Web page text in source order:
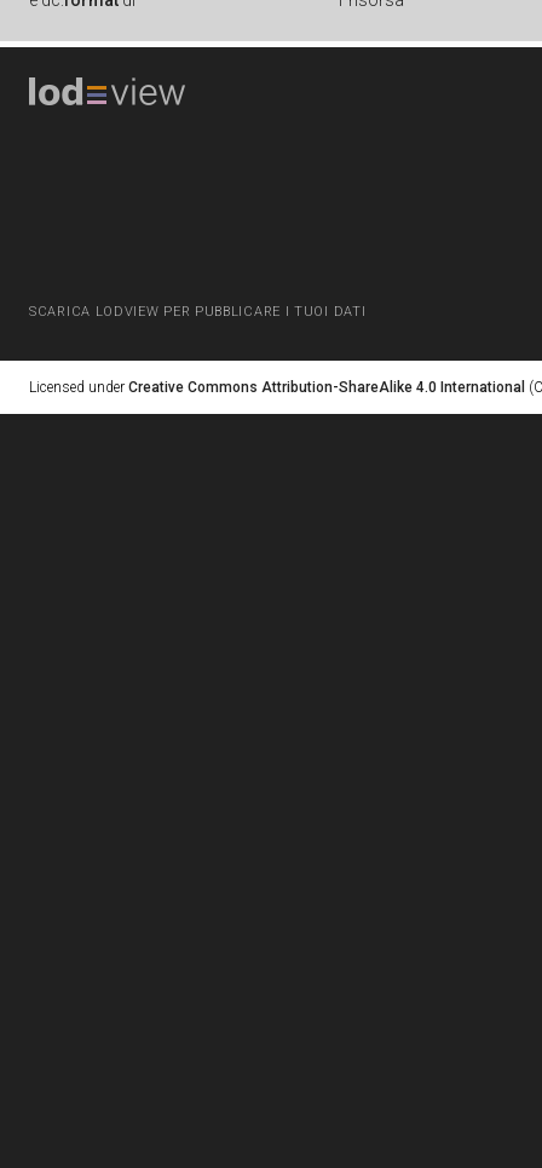
SCARICA LODVIEW PER PUBBLICARE I TUOI DATI
Licensed under Creative Commons Attribution-ShareAlike 4.0 International